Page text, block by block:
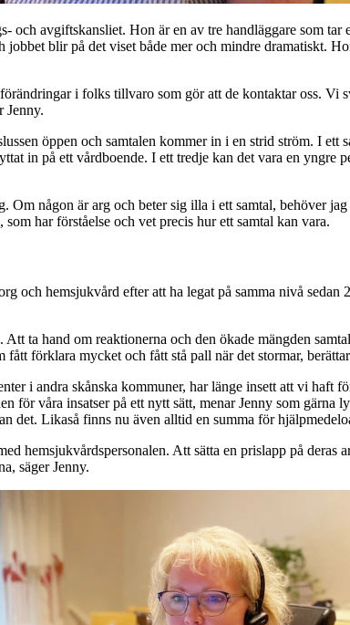
och avgiftskansliet. Hon är en av tre handläggare som
jobbet blir på det viset både mer och mindre dramatiskt.
i folks tillvaro som gör att de kontaktar oss. Vi
Jenny.
öppen och samtalen kommer in i en strid ström. I
in på ett vårdboende. I ett tredje kan det vara en
Om någon är arg och beter sig illa i ett samtal, behöver
har förståelse och vet precis hur ett samtal kan vara.
och hemsjukvård efter att ha legat på samma nivå
ta hand om reaktionerna och den ökade mängden
förklara mycket och fått stå pall när det stormar,
i andra skånska kommuner, har länge insett att vi
för våra insatser på ett nytt sätt, menar Jenny som
det. Likaså finns nu även alltid en summa för
hemsjukvårdspersonalen. Att sätta en prislapp på
säger Jenny.